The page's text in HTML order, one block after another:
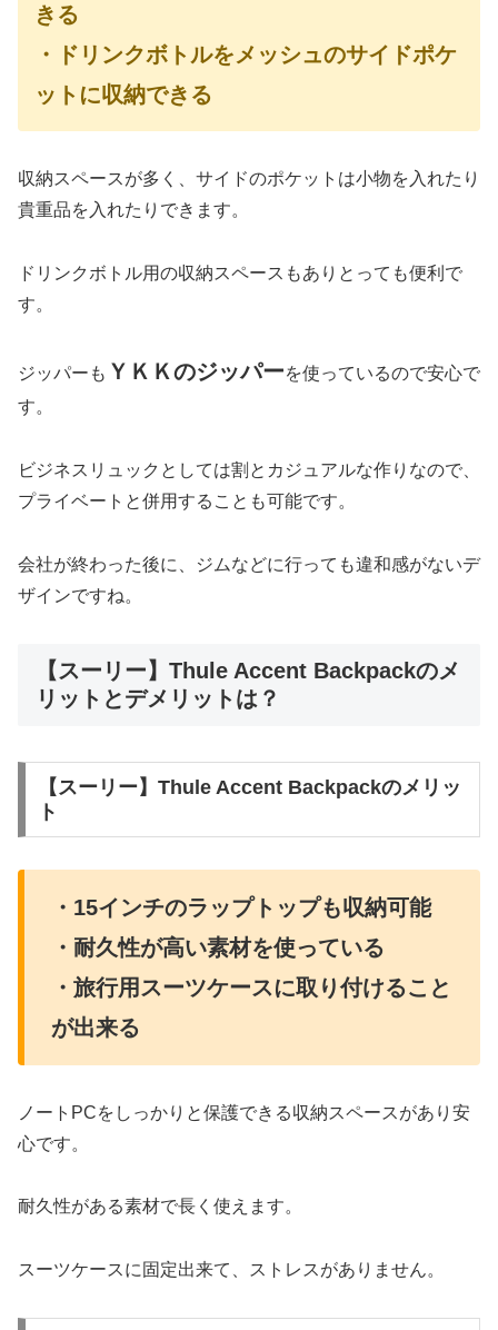
きる
・ドリンクボトルをメッシュのサイドポケ
ットに収納できる
収納スペースが多く、サイドのポケットは小物を入れたり
貴重品を入れたりできます。
ドリンクボトル用の収納スペースもありとっても便利で
す。
ジッパーも ＹＫＫのジッパーを使っているので安心で
す。
ビジネスリュックとしては割とカジュアルな作りなので、
プライベートと併用することも可能です。
会社が終わった後に、ジムなどに行っても違和感がないデ
ザインですね。
【スーリー】Thule Accent Backpackのメ
リットとデメリットは？
【スーリー】Thule Accent Backpackのメリッ
ト
・15インチのラップトップも収納可能
・耐久性が高い素材を使っている
・旅行用スーツケースに取り付けること
が出来る
ノートPCをしっかりと保護できる収納スペースがあり安
心です。
耐久性がある素材で長く使えます。
スーツケースに固定出来て、ストレスがありません。